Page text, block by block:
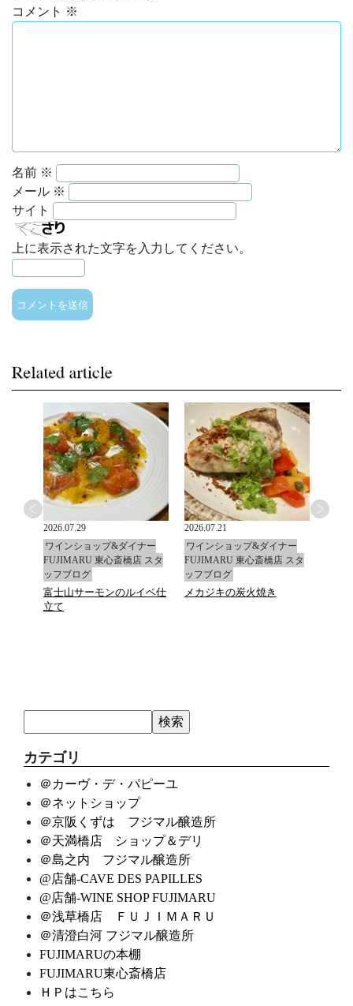
コメント ※
名前 ※
メール ※
サイト
上に表示された文字を入力してください。
2026.07.29
ワインショップ&ダイナー
FUJIMARU 東心斎橋店 スタ
ッフブログ
富士山サーモンのルイベ仕
立て
2026.07.21
ワインショップ&ダイナー
FUJIMARU 東心斎橋店 スタ
ッフブログ
メカジキの炭火焼き
カテゴリ
＠カーヴ・デ・パピーユ
＠ネットショップ
＠京阪くずは フジマル醸造所
＠天満橋店 ショップ＆デリ
＠島之内 フジマル醸造所
@店舗-CAVE DES PAPILLES
@店舗-WINE SHOP FUJIMARU
＠浅草橋店 ＦＵＪＩＭＡＲＵ
＠清澄白河 フジマル醸造所
FUJIMARUの本棚
FUJIMARU東心斎橋店
ＨＰはこちら